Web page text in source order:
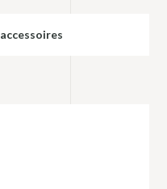
accessoires